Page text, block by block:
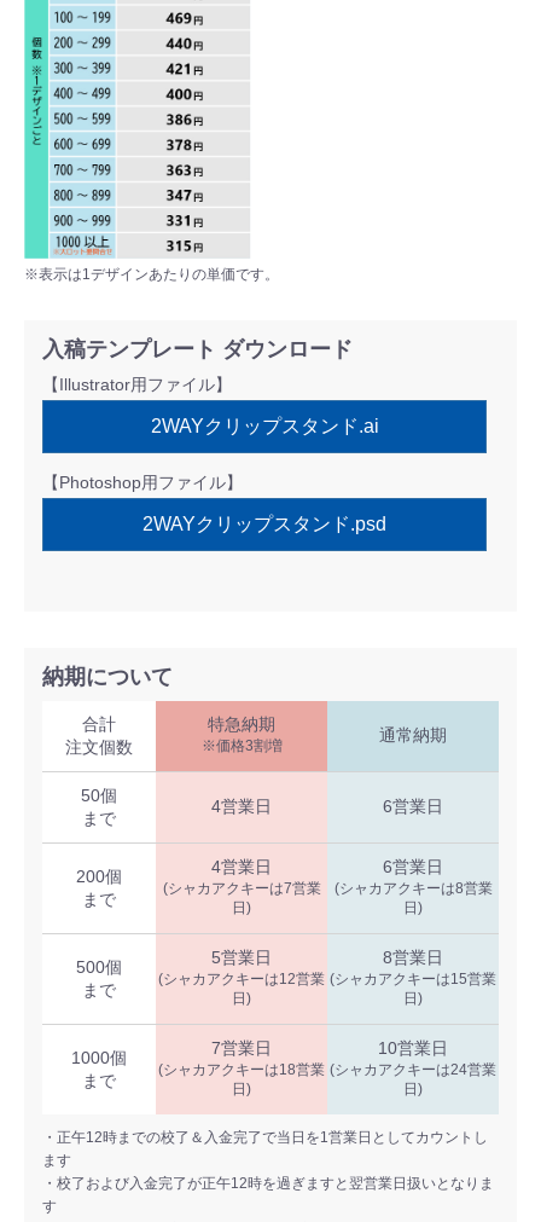
※表示は1デザインあたりの単価です。
入稿テンプレート ダウンロード
【Illustrator用ファイル】
2WAYクリップスタンド.ai
【Photoshop用ファイル】
2WAYクリップスタンド.psd
納期について
合計
注文個数
特急納期
※価格3割増
通常納期
50個
まで
4営業日 6営業日
200個
まで
4営業日
(シャカアクキーは7営業
日)
6営業日
(シャカアクキーは8営業
日)
500個
まで
5営業日
(シャカアクキーは12営業
日)
8営業日
(シャカアクキーは15営業
日)
1000個
まで
7営業日
(シャカアクキーは18営業
日)
10営業日
(シャカアクキーは24営業
日)
・正午12時までの校了＆入金完了で当日を1営業日としてカウントし
ます
・校了および入金完了が正午12時を過ぎますと翌営業日扱いとなりま
す